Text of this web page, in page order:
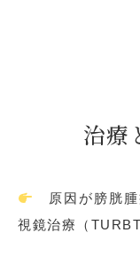
治療
原因が膀胱腫
視鏡治療（TURBT